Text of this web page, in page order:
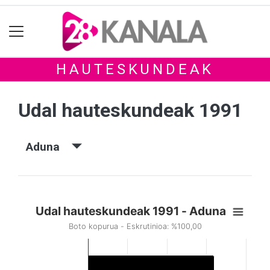
HAUTESKUNDEAK
Udal hauteskundeak 1991
Aduna
Udal hauteskundeak 1991 - Aduna
Boto kopurua - Eskrutinioa: %100,00